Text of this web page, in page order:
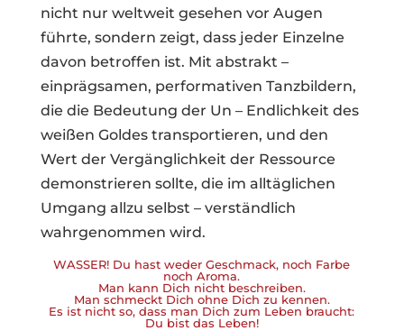
nicht nur weltweit gesehen vor Augen
führte, sondern zeigt, dass jeder Einzelne
davon betroffen ist. Mit abstrakt –
einprägsamen, performativen Tanzbildern,
die die Bedeutung der Un – Endlichkeit des
weißen Goldes transportieren, und den
Wert der Vergänglichkeit der Ressource
demonstrieren sollte, die im alltäglichen
Umgang allzu selbst – verständlich
wahrgenommen wird.
WASSER! Du hast weder Geschmack, noch Farbe
noch Aroma.
Man kann Dich nicht beschreiben.
Man schmeckt Dich ohne Dich zu kennen.
Es ist nicht so, dass man Dich zum Leben braucht:
Du bist das Leben!